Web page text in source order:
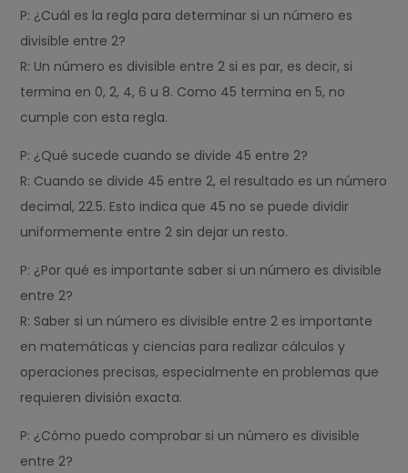
P: ¿Cuál es la regla para determinar si un número es
divisible entre 2?
R: Un número es divisible entre 2 si es par, es decir, si
termina en 0, 2, 4, 6 u 8. Como 45 termina en 5, no
cumple con esta regla.
P: ¿Qué sucede cuando se divide 45 entre 2?
R: Cuando se divide 45 entre 2, el resultado es un número
decimal, 22.5. Esto indica que 45 no se puede dividir
uniformemente entre 2 sin dejar un resto.
P: ¿Por qué es importante saber si un número es divisible
entre 2?
R: Saber si un número es divisible entre 2 es importante
en matemáticas y ciencias para realizar cálculos y
operaciones precisas, especialmente en problemas que
requieren división exacta.
P: ¿Cómo puedo comprobar si un número es divisible
entre 2?